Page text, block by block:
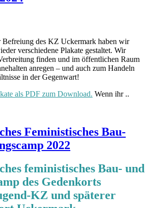
Befreiung des KZ Uckermark haben wir
verschiedene Plakate gestaltet. Wir
finden und im öffentlichen Raum
anregen – und auch zum Handeln
in der Gegenwart!
als PDF zum Download. Wenn ihr ..
Feministisches Bau-
2022
feministisches Bau- und
des Gedenkorts
KZ und späterer